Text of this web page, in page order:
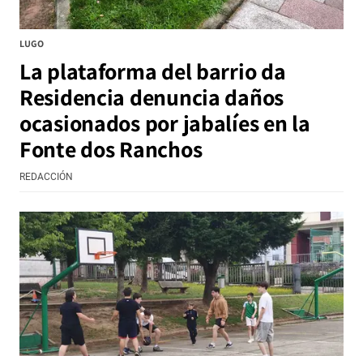
LUGO
La plataforma del barrio da
Residencia denuncia daños
ocasionados por jabalíes en la
Fonte dos Ranchos
REDACCIÓN